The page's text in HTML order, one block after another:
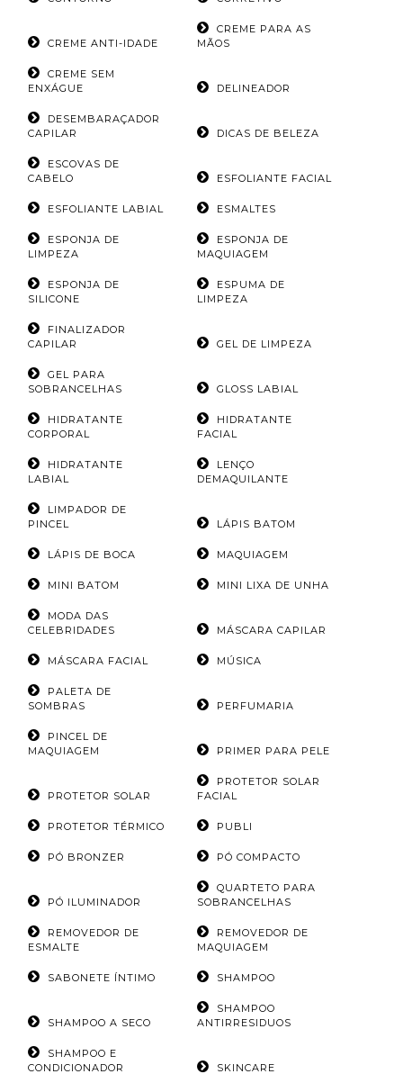
CREME ANTI-IDADE
CREME PARA AS
MÃOS
CREME SEM
ENXÁGUE
DELINEADOR
DESEMBARAÇADOR
CAPILAR
DICAS DE BELEZA
ESCOVAS DE
CABELO
ESFOLIANTE FACIAL
ESFOLIANTE LABIAL ESMALTES
ESPONJA DE
LIMPEZA
ESPONJA DE
MAQUIAGEM
ESPONJA DE
SILICONE
ESPUMA DE
LIMPEZA
FINALIZADOR
CAPILAR
GEL DE LIMPEZA
GEL PARA
SOBRANCELHAS
GLOSS LABIAL
HIDRATANTE
CORPORAL
HIDRATANTE
FACIAL
HIDRATANTE
LABIAL
LENÇO
DEMAQUILANTE
LIMPADOR DE
PINCEL
LÁPIS BATOM
LÁPIS DE BOCA MAQUIAGEM
MINI BATOM MINI LIXA DE UNHA
MODA DAS
CELEBRIDADES
MÁSCARA CAPILAR
MÁSCARA FACIAL MÚSICA
PALETA DE
SOMBRAS
PERFUMARIA
PINCEL DE
MAQUIAGEM
PRIMER PARA PELE
PROTETOR SOLAR
PROTETOR SOLAR
FACIAL
PROTETOR TÉRMICO PUBLI
PÓ BRONZER PÓ COMPACTO
PÓ ILUMINADOR
QUARTETO PARA
SOBRANCELHAS
REMOVEDOR DE
ESMALTE
REMOVEDOR DE
MAQUIAGEM
SABONETE ÍNTIMO SHAMPOO
SHAMPOO A SECO
SHAMPOO
ANTIRRESIDUOS
SHAMPOO E
CONDICIONADOR
SKINCARE